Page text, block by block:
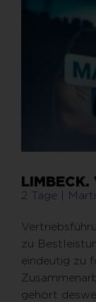
LIMBECK.
2 Tage |
zu
eindeutig zu
gehört